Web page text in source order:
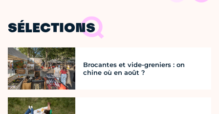
SÉLECTIONS
Brocantes et vide-greniers : on
chine où en août ?